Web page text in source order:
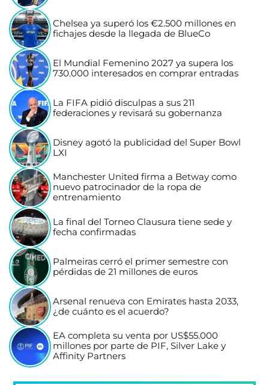
Chelsea ya superó los €2.500 millones en
fichajes desde la llegada de BlueCo
El Mundial Femenino 2027 ya supera los
730.000 interesados en comprar entradas
La FIFA pidió disculpas a sus 211
federaciones y revisará su gobernanza
Disney agotó la publicidad del Super Bowl
LXI
Manchester United firma a Betway como
nuevo patrocinador de la ropa de
entrenamiento
La final del Torneo Clausura tiene sede y
fecha confirmadas
Palmeiras cerró el primer semestre con
pérdidas de 21 millones de euros
Arsenal renueva con Emirates hasta 2033,
¿de cuánto es el acuerdo?
EA completa su venta por US$55.000
millones por parte de PIF, Silver Lake y
Affinity Partners